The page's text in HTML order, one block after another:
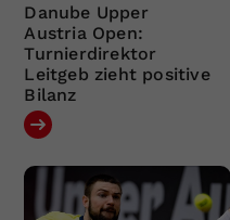
Danube Upper
Austria Open:
Turnierdirektor
Leitgeb zieht positive
Bilanz